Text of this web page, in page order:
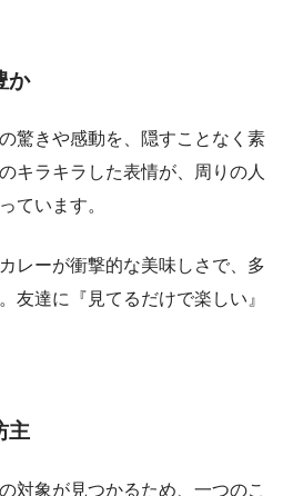
か
驚きや感動を、隠すことなく素
キラキラした表情が、周りの人
ています。
レーが衝撃的な美味しさで、多
友達に『見てるだけで楽しい』
主
対象が見つかるため、一つのこ